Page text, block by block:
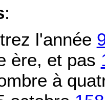
:
l'année
ère, et pas
à